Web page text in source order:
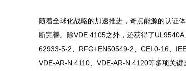
随着全球化战略的加速推进，奇点能源的认证
断完善。除VDE 4105之外，还获得了UL9540A
62933-5-2、RFG+EN50549-2、CEI 0-16、
VDE-AR-N 4110、VDE-AR-N 4120等多项关键